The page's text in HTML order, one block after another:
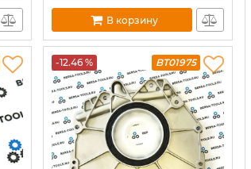
В корзину
-12.46 % BT01975